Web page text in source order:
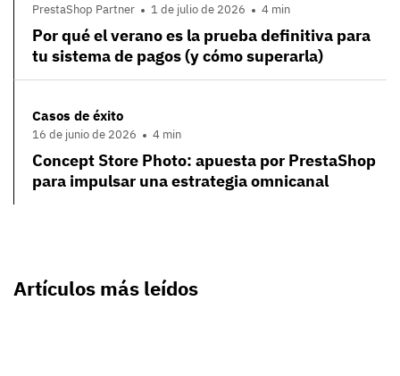
PrestaShop Partner 1 de julio de 2026 4 min
Por qué el verano es la prueba definitiva para
tu sistema de pagos (y cómo superarla)
Casos de éxito
16 de junio de 2026 4 min
Concept Store Photo: apuesta por PrestaShop
para impulsar una estrategia omnicanal
Artículos más leídos